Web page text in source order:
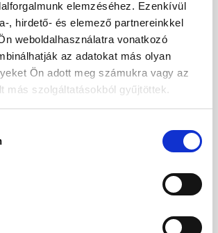
elemzéséhez. Ezenkívül
, hirdető- és elemező partnereinkkel
weboldalhasználatra vonatkozó
az adatokat más olyan
Ön adott meg számukra vagy az
más szolgáltatásokból gyűjtöttek.
2